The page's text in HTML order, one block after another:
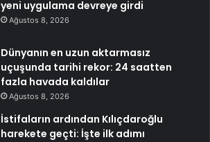
yeni uygulama devreye girdi
Ağustos 8, 2026
Dünyanın en uzun aktarmasız
uçuşunda tarihi rekor: 24 saatten
fazla havada kaldılar
Ağustos 8, 2026
İstifaların ardından Kılıçdaroğlu
harekete geçti: İşte ilk adımı